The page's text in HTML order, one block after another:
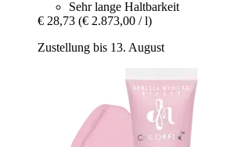
Sehr lange Haltbarkeit
€ 28,73 (€ 2.873,00 / l)
Zustellung bis 13. August